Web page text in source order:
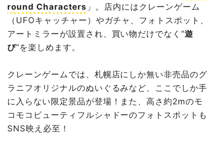
round Characters 」。店内にはクレーンゲーム
（UFOキャッチャー）やガチャ、フォトスポット、
アートミラーが設置され、買い物だけでなく“遊
び”を楽しめます。
クレーンゲームでは、札幌店にしか無い非売品のグ
ラニフオリジナルのぬいぐるみなど、ここでしか手
に入らない限定景品が登場！また、高さ約2mのモ
コモコビューティフルシャドーのフォトスポットも
SNS映え必至！